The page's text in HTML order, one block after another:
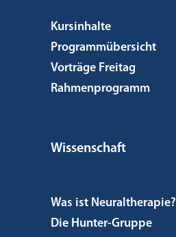
Kursinhalte
Programmübersicht
Vorträge Freitag
Rahmenprogramm
Wissenschaft
Was ist Neuraltherapie?
Die Hunter-Gruppe